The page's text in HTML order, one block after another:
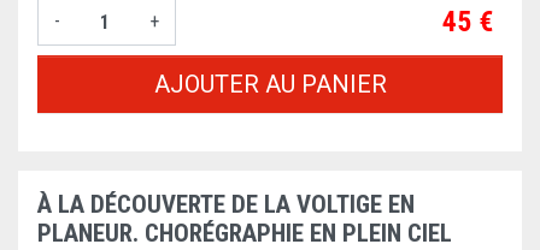
-
+ Prix
45 €
AJOUTER AU PANIER
À LA DÉCOUVERTE DE LA VOLTIGE EN
PLANEUR. CHORÉGRAPHIE EN PLEIN CIEL